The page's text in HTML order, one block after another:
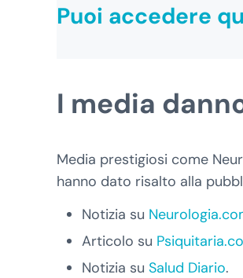
Puoi accedere
I media
Media prestigiosi come
hanno dato risalto alla
Notizia su
Articolo su
Notizia su Salud Diario.